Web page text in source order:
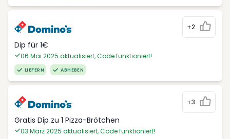
+2
Dip für 1€
06 Mai 2025 aktualisiert, Code funktioniert!
LIEFERN ABHEBEN
+3
Gratis Dip zu 1 Pizza-Brötchen
03 März 2025 aktualisiert, Code funktioniert!